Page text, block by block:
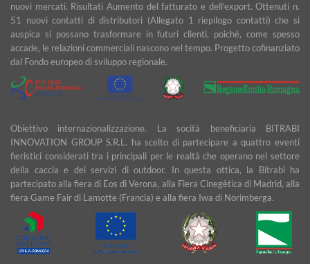
nuovi mercati. Risultati Aumento del fatturato e dell’export. Ottenuti n.
51 nuovi contatti di distributori (Allegato 1 riepilogo contatti) che si
auspica si possano trasformare in futuri clienti, poiché, come spesso
accade, le relazioni commerciali nascono nel tempo. Progetto cofinanziato
dal Fondo europeo di sviluppo regionale.
Obiettivo internazionalizzazione. La socità beneficiaria BITRABI
INNOVATION GROUP S.R.L. ha scelto di partecipare a quattro eventi
fieristici considerati tra i principali per le realtà che operano nel settore
della caccia e dei servizi di outdoor. In questa ottica, la Bitrabì ha
partecipato alla fiera di Eos di Verona, alla Fiera Cinegètica di Madrid, alla
fiera Game Fair di Lamotte (Francia) e alla fiera Iwa di Norimberga.